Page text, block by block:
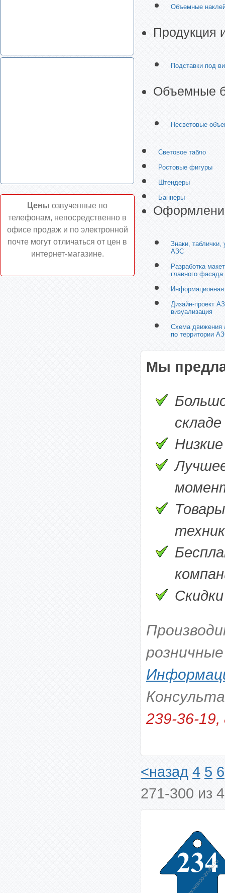
Объемные
Продукция
Подставки под
Объемные
Несветовые
Световое табло
Ростовые фигуры
Штендеры
Баннеры
Знаки, таблички,
АЗС
Разработка
главного
Дизайн-проект
визуализация
Схема движения
по территории
Мы
складе
Скидки
239-36-19,
<назад 4 5 6
271-300 из
Цены озвученные по
телефонам, непосредственно в
офисе продаж и по электронной
почте могут отличаться от цен в
интернет-магазине.